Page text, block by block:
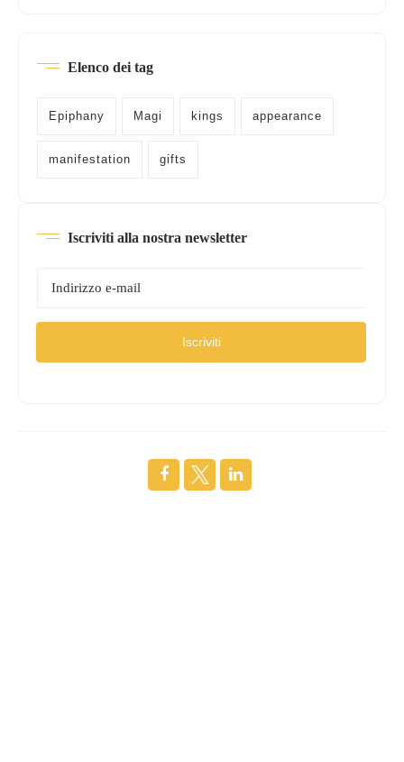
Elenco dei tag
Epiphany Magi kings
appearance
manifestation
gifts
Iscriviti alla nostra newsletter
Iscriviti